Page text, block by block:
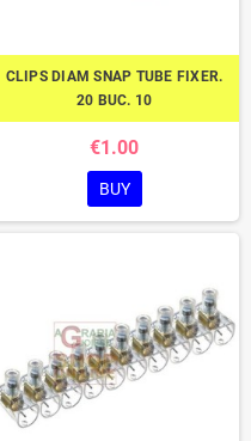
CLIPS DIAM SNAP TUBE FIXER.
20 BUC. 10
€1.00
BUY